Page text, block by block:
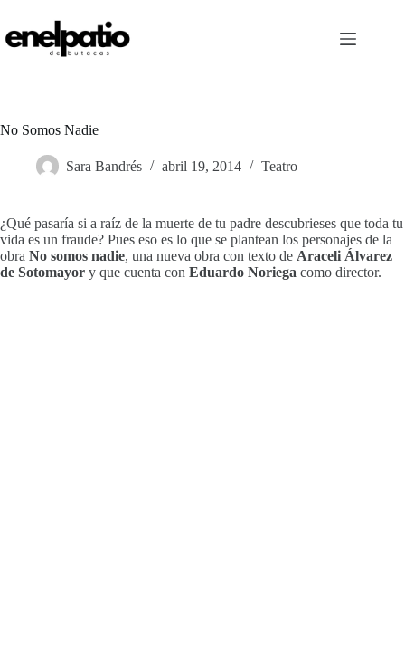
contenido
No Somos Nadie
Sara Bandrés abril 19, 2014 Teatro
¿Qué pasaría si a raíz de la muerte de tu padre descubrieses que toda tu
vida es un fraude? Pues eso es lo que se plantean los personajes de la
obra No somos nadie, una nueva obra con texto de Araceli Álvarez
de Sotomayor y que cuenta con Eduardo Noriega como director.